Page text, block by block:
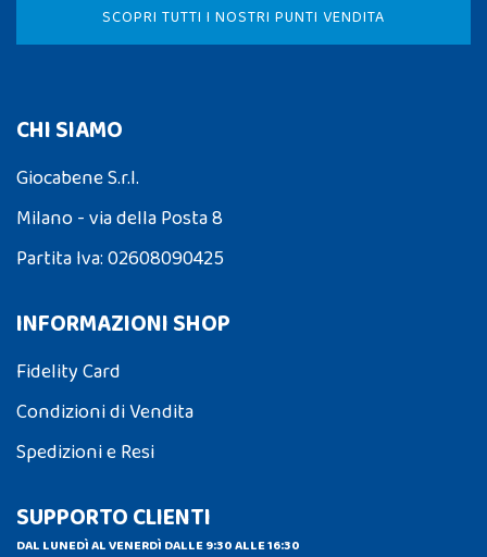
SCOPRI TUTTI I NOSTRI PUNTI VENDITA
CHI SIAMO
Giocabene S.r.l.
Milano - via della Posta 8
Partita Iva: 02608090425
INFORMAZIONI SHOP
Fidelity Card
Condizioni di Vendita
Spedizioni e Resi
SUPPORTO CLIENTI
DAL LUNEDÌ AL VENERDÌ DALLE 9:30 ALLE 16:30